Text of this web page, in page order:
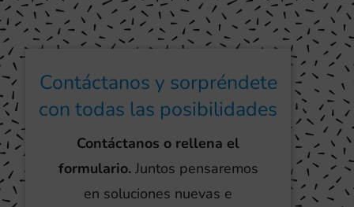
Contáctanos y sorpréndete
con todas las posibilidades
Contáctanos o rellena el
formulario.Juntos pensaremos
en soluciones nuevas e